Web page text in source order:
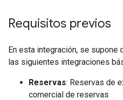
Requisitos previos
En esta integración, se supone
las siguientes integraciones
Reservas: Reservas de
comercial de reservas